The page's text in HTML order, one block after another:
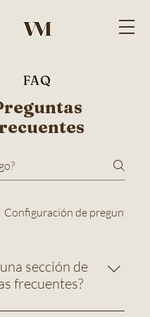
FAQ
Configuración de preguntas
sección de
frecuentes?